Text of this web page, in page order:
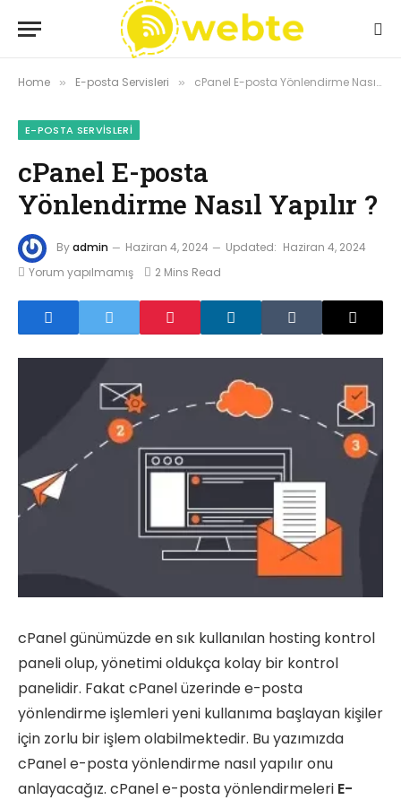
Home » E-posta Servisleri » cPanel E-posta Yönlendirme Nasıl Yapılır ?
E-POSTA SERVISLERI
cPanel E-posta
Yönlendirme Nasıl Yapılır ?
Byadmin Haziran 4, 2024 Updated: Haziran 4, 2024
Yorum yapılmamış
2 Mins Read
cPanel günümüzde en sık kullanılan hosting kontrol
paneli olup, yönetimi oldukça kolay bir kontrol
panelidir. Fakat cPanel üzerinde e-posta
yönlendirme işlemleri yeni kullanıma başlayan kişiler
için zorlu bir işlem olabilmektedir. Bu yazımızda
cPanel e-posta yönlendirme nasıl yapılır onu
anlayacağız. cPanel e-posta yönlendirmeleri E-